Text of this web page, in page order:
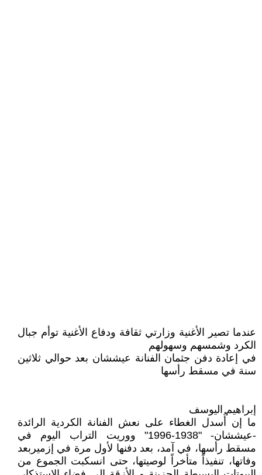
عندما تصير الأغنية وزارتي ثقافة ودفاع الأغنية توأم جبال
الكرد وشمسهم وسهولهم
في إعادة دفن جثمان الفنانة عيششان بعد حوالي ثلاثين
سنة في مسقط رأسها
إبراهيم اليوسف
ما إن أُسدل الغطاء على نعش الفنانة الكردية الرائدة
-عيششان- "1938-1996" ووريت التراب اليوم في
مسقط رأسها، في آمد، بعد دفنها لأول مرة في إزميربعد
وفاتها، تنفيذاً متأخراً لوصيتها، حتى انسكبت الجموع من